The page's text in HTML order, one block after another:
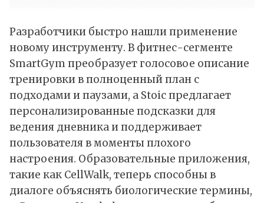
Разработчики быстро нашли применение
новому инструменту. В фитнес-сегменте
SmartGym преобразует голосовое описание
тренировки в полноценный план с
подходами и паузами, а Stoic предлагает
персонализированные подсказки для
ведения дневника и поддерживает
пользователя в моменты плохого
настроения. Образовательные приложения,
такие как CellWalk, теперь способны в
диалоге объяснять биологические термины,